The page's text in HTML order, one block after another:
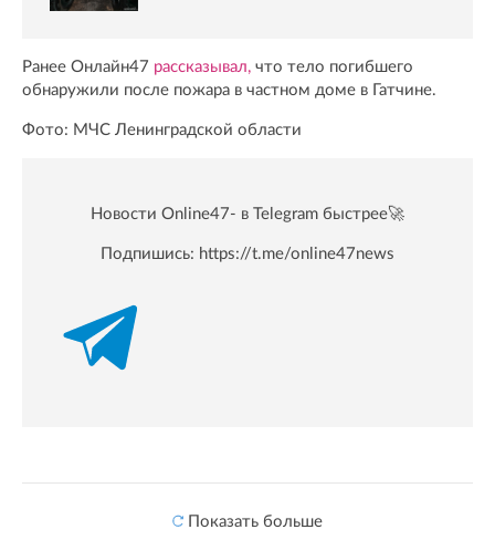
Ранее Онлайн47 рассказывал, что тело погибшего
обнаружили после пожара в частном доме в Гатчине.
Фото: МЧС Ленинградской области
Новости Online47- в Telegram быстрее🚀
Подпишись: https://t.me/online47news
Показать больше